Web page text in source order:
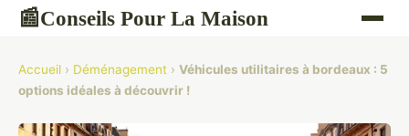
📰Conseils Pour La Maison
Accueil › Déménagement › Véhicules utilitaires à bordeaux : 5
options idéales à découvrir !